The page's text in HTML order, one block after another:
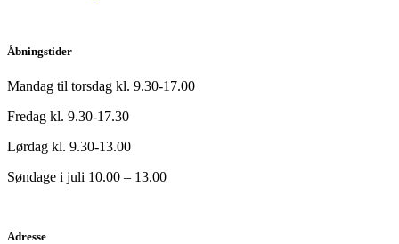
Åbningstider
Mandag til torsdag kl. 9.30-17.00
Fredag kl. 9.30-17.30
Lørdag kl. 9.30-13.00
Søndage i juli 10.00 – 13.00
Adresse